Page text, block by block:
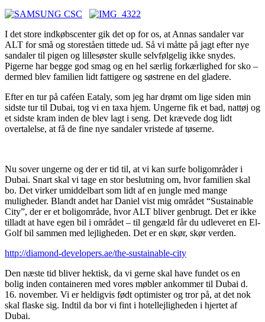
I det store indkøbscenter gik det op for os, at Annas sandaler var
ALT for små og storeståen tittede ud. Så vi måtte på jagt efter nye
sandaler til pigen og lillesøster skulle selvfølgelig ikke snydes.
Pigerne har begge god smag og en hel særlig forkærlighed for sko –
dermed blev familien lidt fattigere og søstrene en del gladere.
Efter en tur på caféen Eataly, som jeg har drømt om lige siden min
sidste tur til Dubai, tog vi en taxa hjem. Ungerne fik et bad, nattøj og
et sidste kram inden de blev lagt i seng. Det krævede dog lidt
overtalelse, at få de fine nye sandaler vristede af tøserne.
Nu sover ungerne og der er tid til, at vi kan surfe boligområder i
Dubai. Snart skal vi tage en stor beslutning om, hvor familien skal
bo. Det virker umiddelbart som lidt af en jungle med mange
muligheder. Blandt andet har Daniel vist mig området “Sustainable
City”, der er et boligområde, hvor ALT bliver genbrugt. Det er ikke
tilladt at have egen bil i området – til gengæld får du udleveret en El-
Golf bil sammen med lejligheden. Det er en skør, skør verden.
http://diamond-developers.ae/the-sustainable-city
Den næste tid bliver hektisk, da vi gerne skal have fundet os en
bolig inden containeren med vores møbler ankommer til Dubai d.
16. november. Vi er heldigvis født optimister og tror på, at det nok
skal flaske sig. Indtil da bor vi fint i hotellejligheden i hjertet af
Dubai.